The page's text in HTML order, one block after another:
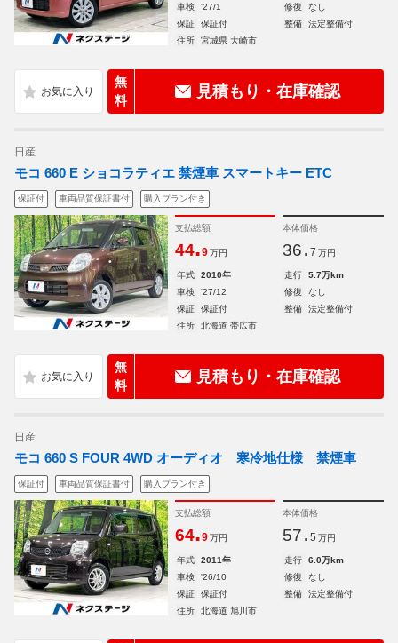
車検
'27/1 修復
なし
保証
保証付 整備
法定整備付
住所
宮城県 大崎市
無
料
見積もり・在庫確認
日産
モコ 660 E ショコラティエ 禁煙車 スマートキー ETC
保証付 車両品質保証書付 購入プラン付き
支払総額
44.9 万円
本体価格
36. 7 万円
年式 2010年 走行
5.7万km
車検
'27/12 修復
なし
保証
保証付 整備
法定整備付
住所
北海道 帯広市
無
料
見積もり・在庫確認
日産
モコ 660 S FOUR 4WD オーディオ 寒冷地仕様 禁煙車
保証付 車両品質保証書付 購入プラン付き
支払総額
64.9 万円
本体価格
57. 5 万円
年式 2011年 走行
6.0万km
車検
'26/10 修復
なし
保証
保証付 整備
法定整備付
住所
北海道 旭川市